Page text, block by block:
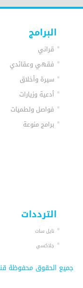
البرامج
قراني
فقهي وعقائدي
سيرة وأخلاق
أدعية وزيارات
فواصل ولطميات
برامج منوعة
الترددات
نايل سات
جلاكسي
جميع الحقوق محفوظة قناة